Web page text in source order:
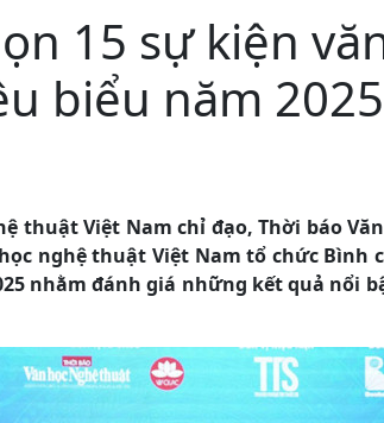
15 sự kiện
biểu năm 2025
thuật Việt Nam chỉ đạo, Thời báo
nghệ thuật Việt Nam tổ chức Bình
nhằm đánh giá những kết quả nổi